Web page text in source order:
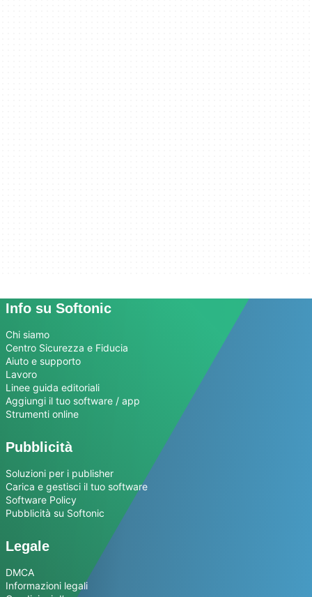
Info su Softonic
Chi siamo
Centro Sicurezza e Fiducia
Aiuto e supporto
Lavoro
Linee guida editoriali
Aggiungi il tuo software / app
Strumenti online
Pubblicità
Soluzioni per i publisher
Carica e gestisci il tuo software
Software Policy
Pubblicità su Softonic
Legale
DMCA
Informazioni legali